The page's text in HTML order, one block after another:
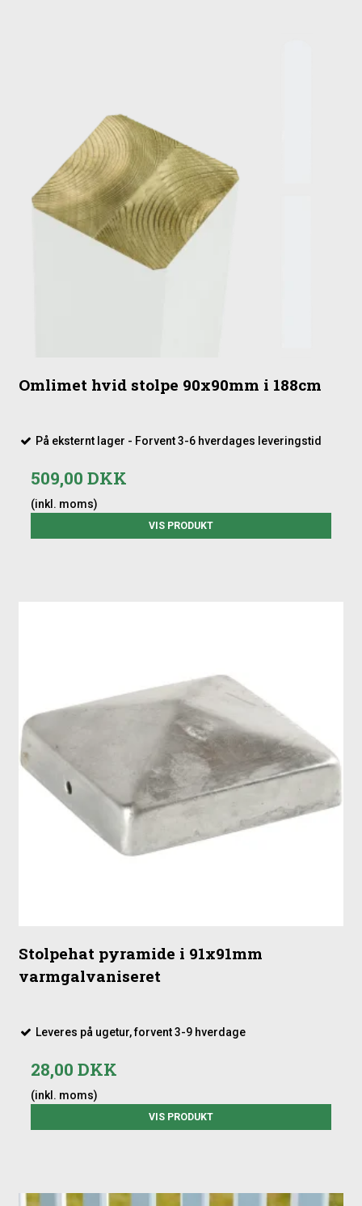
Omlimet hvid stolpe 90x90mm i 188cm
På eksternt lager - Forvent 3-6 hverdages leveringstid
509,00 DKK
(inkl. moms)
VIS PRODUKT
Stolpehat pyramide i 91x91mm
varmgalvaniseret
Leveres på ugetur, forvent 3-9 hverdage
28,00 DKK
(inkl. moms)
VIS PRODUKT